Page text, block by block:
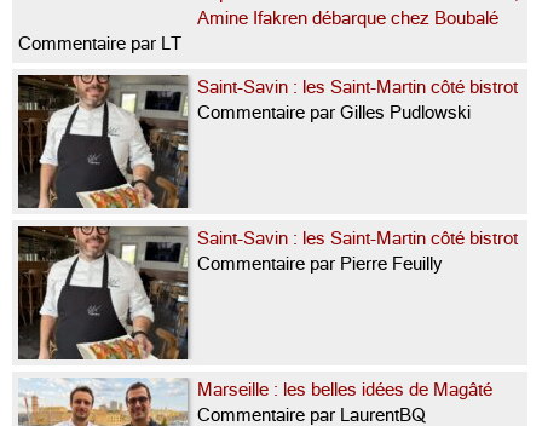
Amine Ifakren débarque chez Boubalé
Commentaire par LT
Saint-Savin : les Saint-Martin côté bistrot
Commentaire par Gilles Pudlowski
Saint-Savin : les Saint-Martin côté bistrot
Commentaire par Pierre Feuilly
Marseille : les belles idées de Magâté
Commentaire par LaurentBQ